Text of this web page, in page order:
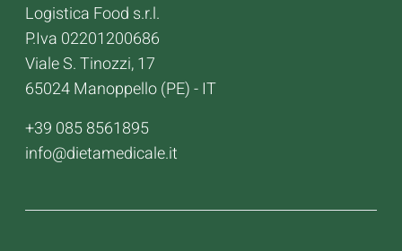
Logistica Food s.r.l.
P.Iva 02201200686
Viale S. Tinozzi, 17
65024 Manoppello (PE) - IT
+39 085 8561895
info@dietamedicale.it